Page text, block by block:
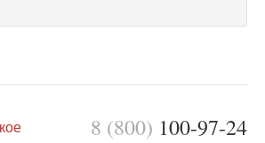
8 (800) 100-97-24